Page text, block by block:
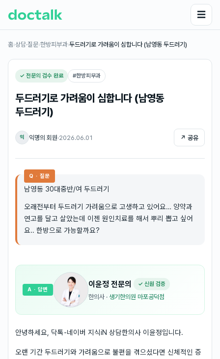
☰
홈›상담·질문›한방피부과›두드러기로 가려움이 심합니다 (남영동 두드러기)
✓ 전문의 검수 완료 #한방피부과
두드러기로 가려움이 심합니다 (남영동
두드러기)
익 익명의 회원·2026.06.01 ↗ 공유
Q · 질문
남영동 30대중반/여 두드러기
오래전부터 두드러기 가려움으로 고생하고 있어요… 양약과
연고를 달고 살았는데 이젠 원인치료를 해서 뿌리 뽑고 싶어
요.. 한방으로 가능할까요?
이윤정 전문의 ✓ 신원 검증
한의사 · 생기한의원 마포공덕점
A · 답변
안녕하세요, 닥톡-네이버 지식iN 상담한의사 이윤정입니다.
오랜 기간 두드러기와 가려움으로 불편을 겪으셨다면 신체적인 증